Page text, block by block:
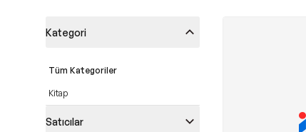
Kategori
Tüm Kategoriler
Kitap
Satıcılar